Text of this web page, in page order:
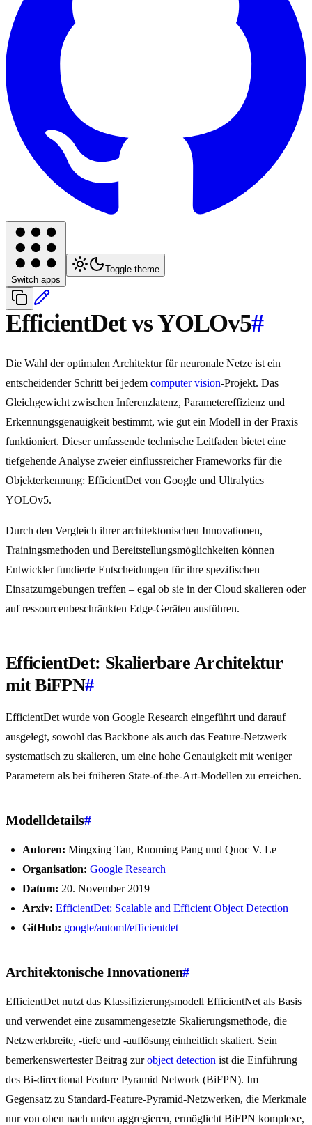
Switch apps
Toggle theme
EfficientDet vs YOLOv5#
Die Wahl der optimalen Architektur für neuronale Netze ist ein
entscheidender Schritt bei jedem computer vision-Projekt. Das
Gleichgewicht zwischen Inferenzlatenz, Parametereffizienz und
Erkennungsgenauigkeit bestimmt, wie gut ein Modell in der Praxis
funktioniert. Dieser umfassende technische Leitfaden bietet eine
tiefgehende Analyse zweier einflussreicher Frameworks für die
Objekterkennung: EfficientDet von Google und Ultralytics
YOLOv5.
Durch den Vergleich ihrer architektonischen Innovationen,
Trainingsmethoden und Bereitstellungsmöglichkeiten können
Entwickler fundierte Entscheidungen für ihre spezifischen
Einsatzumgebungen treffen – egal ob sie in der Cloud skalieren oder
auf ressourcenbeschränkten Edge-Geräten ausführen.
EfficientDet: Skalierbare Architektur
mit BiFPN#
EfficientDet wurde von Google Research eingeführt und darauf
ausgelegt, sowohl das Backbone als auch das Feature-Netzwerk
systematisch zu skalieren, um eine hohe Genauigkeit mit weniger
Parametern als bei früheren State-of-the-Art-Modellen zu erreichen.
Modelldetails#
Autoren: Mingxing Tan, Ruoming Pang und Quoc V. Le
Organisation: Google Research
Datum: 20. November 2019
Arxiv: EfficientDet: Scalable and Efficient Object Detection
GitHub: google/automl/efficientdet
Architektonische Innovationen#
EfficientDet nutzt das Klassifizierungsmodell EfficientNet als Basis
und verwendet eine zusammengesetzte Skalierungsmethode, die
Netzwerkbreite, -tiefe und -auflösung einheitlich skaliert. Sein
bemerkenswertester Beitrag zurobject detection ist die Einführung
des Bi-directional Feature Pyramid Network (BiFPN). Im
Gegensatz zu Standard-Feature-Pyramid-Netzwerken, die Merkmale
nur von oben nach unten aggregieren, ermöglicht BiFPN komplexe,